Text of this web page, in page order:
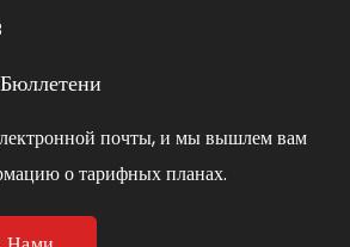
почты, и мы вышлем вам
о тарифных планах.